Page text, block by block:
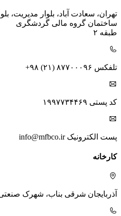
تهران، سعادت آباد، بلوار مدیریت،
ساختمان گروه مالی گردشگری
طبقه ۲
تلفکس +۹۸ (۲۱) ۸۷۷۰۰۰۹۶
کد پستی ۱۹۹۷۷۳۴۴۶۹
پست الکترونیک info@mfbco.ir
کارخانه
آذربایجان شرقی بناب، شهرک